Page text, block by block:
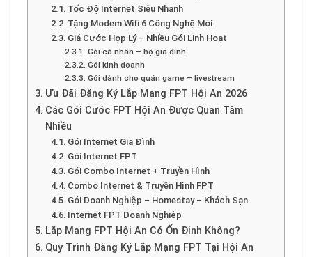
Tốc Độ Internet Siêu Nhanh
Tặng Modem Wifi 6 Công Nghệ Mới
Giá Cước Hợp Lý – Nhiều Gói Linh Hoạt
Gói cá nhân – hộ gia đình
Gói kinh doanh
Gói dành cho quán game – livestream
Ưu Đãi Đăng Ký Lắp Mạng FPT Hội An 2026
Các Gói Cước FPT Hội An Được Quan Tâm
Nhiều
Gói Internet Gia Đình
Gói Internet FPT
Gói Combo Internet + Truyền Hình
Combo Internet & Truyền Hình FPT
Gói Doanh Nghiệp – Homestay – Khách Sạn
Internet FPT Doanh Nghiệp
Lắp Mạng FPT Hội An Có Ổn Định Không?
Quy Trình Đăng Ký Lắp Mạng FPT Tại Hội An